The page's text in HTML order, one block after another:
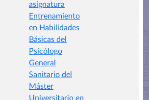
asignatura
Entrenamiento
en Habilidades
Básicas del
Psicólogo
General
Sanitario del
Máster
Universitario en